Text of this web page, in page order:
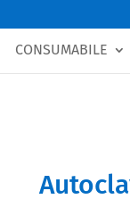
CONSUMABILE